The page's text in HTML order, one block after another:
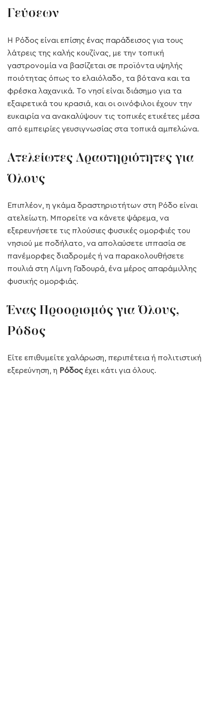
Γεύσεων
Η Ρόδος είναι επίσης ένας παράδεισος για τους
λάτρεις της καλής κουζίνας, με την τοπική
γαστρονομία να βασίζεται σε προϊόντα υψηλής
ποιότητας όπως το ελαιόλαδο, τα βότανα και τα
φρέσκα λαχανικά. Το νησί είναι διάσημο για τα
εξαιρετικά του κρασιά, και οι οινόφιλοι έχουν την
ευκαιρία να ανακαλύψουν τις τοπικές ετικέτες μέσα
από εμπειρίες γευσιγνωσίας στα τοπικά αμπελώνα.
Ατελείωτες Δραστηριότητες για
Όλους
Επιπλέον, η γκάμα δραστηριοτήτων στη Ρόδο είναι
ατελείωτη. Μπορείτε να κάνετε ψάρεμα, να
εξερευνήσετε τις πλούσιες φυσικές ομορφιές του
νησιού με ποδήλατο, να απολαύσετε ιππασία σε
πανέμορφες διαδρομές ή να παρακολουθήσετε
πουλιά στη Λίμνη Γαδουρά, ένα μέρος απαράμιλλης
φυσικής ομορφιάς.
Ένας Προορισμός για Όλους,
Ρόδος
Είτε επιθυμείτε χαλάρωση, περιπέτεια ή πολιτιστική
εξερεύνηση, η Ρόδοςέχει κάτι για όλους.